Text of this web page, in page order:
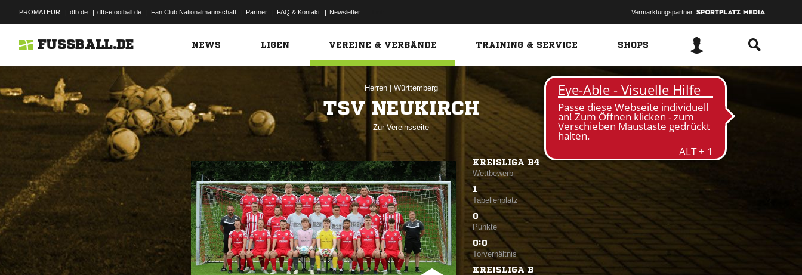
PROMATEUR | dfb.de | dfb-efootball.de | Fan Club Nationalmannschaft | Partner | FAQ & Kontakt | Newsletter Vermarktungspartner:
FUSSBALL.DE NEWS LIGEN VEREINE & VERBÄNDE TRAINING & SERVICE SHOPS
Herren Württemberg
TSV NEUKIRCH
Zur Vereinsseite
KREISLIGA B4
Wettbewerb
1
Tabellenplatz
0
Punkte
0:0
Torverhältnis
KREISLIGA B